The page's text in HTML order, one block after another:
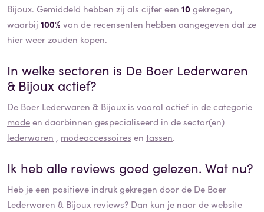
Bijoux. Gemiddeld hebben zij als cijfer een 10 gekregen,
waarbij 100% van de recensenten hebben aangegeven dat ze
hier weer zouden kopen.
In welke sectoren is De Boer Lederwaren
& Bijoux actief?
De Boer Lederwaren & Bijoux is vooral actief in de categorie
modeen daarbinnen gespecialiseerd in de sector(en)
lederwaren , modeaccessoires en tassen.
Ik heb alle reviews goed gelezen. Wat nu?
Heb je een positieve indruk gekregen door de De Boer
Lederwaren & Bijoux reviews? Dan kun je naar de website